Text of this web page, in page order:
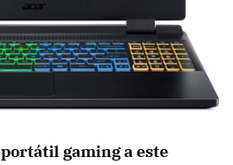
portátil gaming a este